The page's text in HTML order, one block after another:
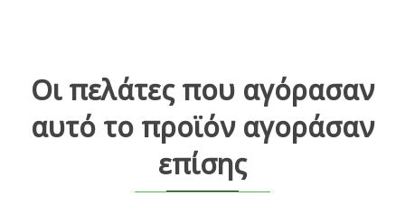
Οι πελάτες που αγόρασαν
αυτό το προϊόν αγοράσαν
επίσης